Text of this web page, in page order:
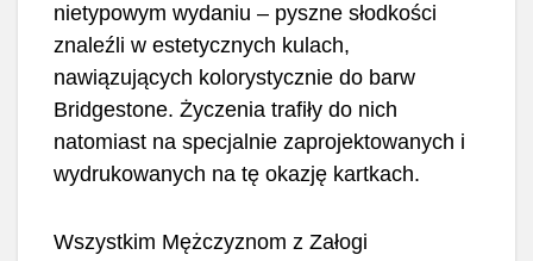
nietypowym wydaniu – pyszne słodkości
znaleźli w estetycznych kulach,
nawiązujących kolorystycznie do barw
Bridgestone. Życzenia trafiły do nich
natomiast na specjalnie zaprojektowanych i
wydrukowanych na tę okazję kartkach.
Wszystkim Mężczyznom z Załogi